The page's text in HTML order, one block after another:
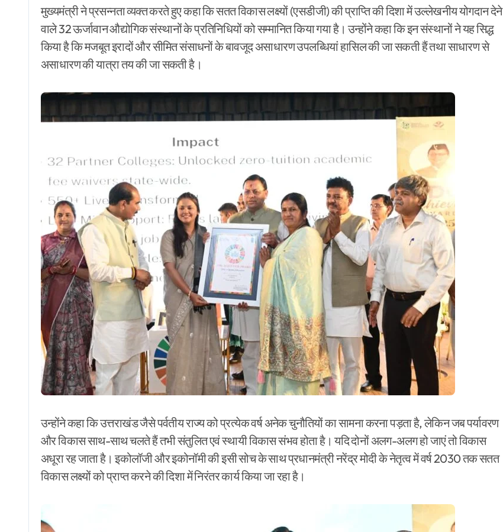
मुख्यमंत्री ने प्रसन्नता व्यक्त करते हुए कहा कि सतत विकास लक्ष्यों (एसडीजी) की प्राप्ति की दिशा में उल्लेखनीय योगदान देने
वाले 32 ऊर्जावान औद्योगिक संस्थानों के प्रतिनिधियों को सम्मानित किया गया है। उन्होंने कहा कि इन संस्थानों ने यह सिद्ध
किया है कि मजबूत इरादों और सीमित संसाधनों के बावजूद असाधारण उपलब्धियां हासिल की जा सकती हैं तथा साधारण से
असाधारण की यात्रा तय की जा सकती है।
उन्होंने कहा कि उत्तराखंड जैसे पर्वतीय राज्य को प्रत्येक वर्ष अनेक चुनौतियों का सामना करना पड़ता है, लेकिन जब पर्यावरण
और विकास साथ-साथ चलते हैं तभी संतुलित एवं स्थायी विकास संभव होता है। यदि दोनों अलग-अलग हो जाएं तो विकास
अधूरा रह जाता है। इकोलॉजी और इकोनॉमी की इसी सोच के साथ प्रधानमंत्री नरेंद्र मोदी के नेतृत्व में वर्ष 2030 तक सतत
विकास लक्ष्यों को प्राप्त करने की दिशा में निरंतर कार्य किया जा रहा है।